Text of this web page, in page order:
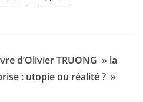
d’Olivier TRUONG » la
: utopie ou réalité ? »